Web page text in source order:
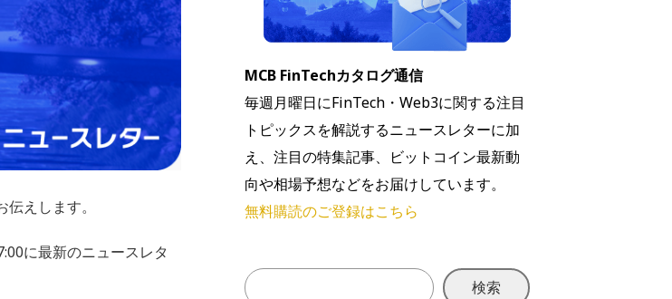
えします。
に最新のニュースレタ
MCB FinTechカタログ通信
毎週月曜日にFinTech・Web3に関する注目
トピックスを解説するニュースレターに加
え、注目の特集記事、ビットコイン最新動
向や相場予想などをお届けしています。
無料購読のご登録はこちら
検索